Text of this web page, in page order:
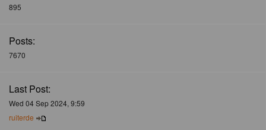
895
Posts:
7670
Last Post:
Wed 04 Sep 2024, 9:59
ruiterde